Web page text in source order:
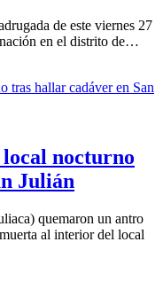
de este viernes 27
en el distrito de…
nocturno
Julián
quemaron un antro
al interior del local